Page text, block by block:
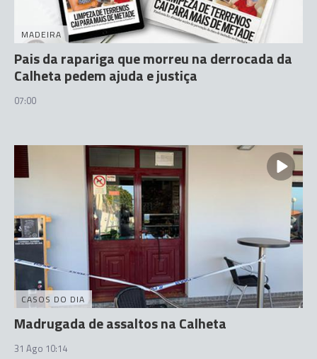
MADEIRA
Pais da rapariga que morreu na derrocada da
Calheta pedem ajuda e justiça
07:00
CASOS DO DIA
Madrugada de assaltos na Calheta
31 Ago 10:14